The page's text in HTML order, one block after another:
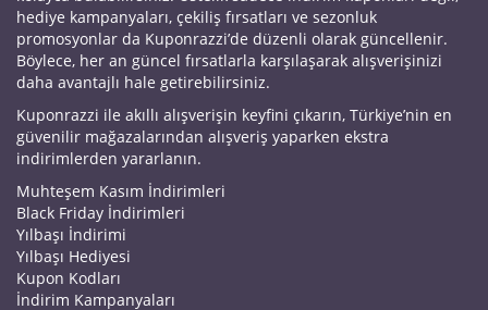
hediye kampanyaları, çekiliş fırsatları ve sezonluk
promosyonlar da Kuponrazzi’de düzenli olarak güncellenir.
Böylece, her an güncel fırsatlarla karşılaşarak alışverişinizi
daha avantajlı hale getirebilirsiniz.
Kuponrazzi ile akıllı alışverişin keyfini çıkarın, Türkiye’nin en
güvenilir mağazalarından alışveriş yaparken ekstra
indirimlerden yararlanın.
Muhteşem Kasım İndirimleri
Black Friday İndirimleri
Yılbaşı İndirimi
Yılbaşı Hediyesi
Kupon Kodları
İndirim Kampanyaları